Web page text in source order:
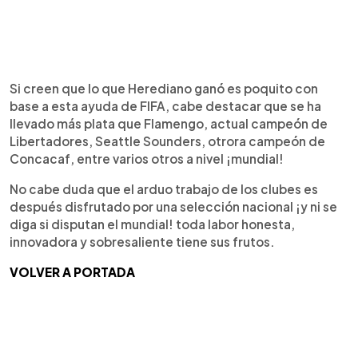
Si creen que lo que Herediano ganó es poquito con
base a esta ayuda de FIFA, cabe destacar que se ha
llevado más plata que Flamengo, actual campeón de
Libertadores, Seattle Sounders, otrora campeón de
Concacaf, entre varios otros a nivel ¡mundial!
No cabe duda que el arduo trabajo de los clubes es
después disfrutado por una selección nacional ¡y ni se
diga si disputan el mundial! toda labor honesta,
innovadora y sobresaliente tiene sus frutos.
VOLVER A PORTADA